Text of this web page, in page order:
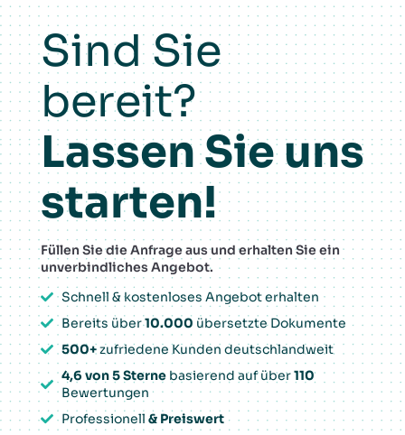
Sind Sie
bereit?
Lassen Sie uns
starten!
Füllen Sie die Anfrage aus und erhalten Sie ein
unverbindliches Angebot.
Schnell & kostenloses Angebot erhalten
Bereits über10.000 übersetzte Dokumente
500+zufriedene Kunden deutschlandweit
4,6 von 5 Sternebasierend auf über110
Bewertungen
Professionell & Preiswert